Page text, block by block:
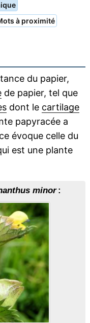
à proximité
du papier,
de papier, tel que
dont le cartilage
papyracée a
évoque celle du
est une plante
minor: